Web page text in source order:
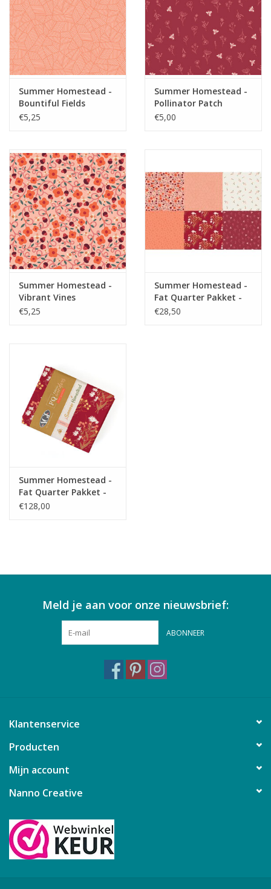
Summer Homestead -
Bountiful Fields
€5,25
Summer Homestead -
Pollinator Patch
€5,00
Summer Homestead -
Vibrant Vines
€5,25
Summer Homestead -
Fat Quarter Pakket -
Mini
€28,50
Summer Homestead -
Fat Quarter Pakket -
Compleet
€128,00
Meld je aan voor onze nieuwsbrief:
ABONNEER
Klantenservice
Producten
Mijn account
Nanno Creative